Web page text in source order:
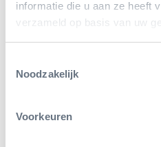
informatie die u aan ze heeft
verzameld op basis van uw
Noodzakelijk
Voorkeuren